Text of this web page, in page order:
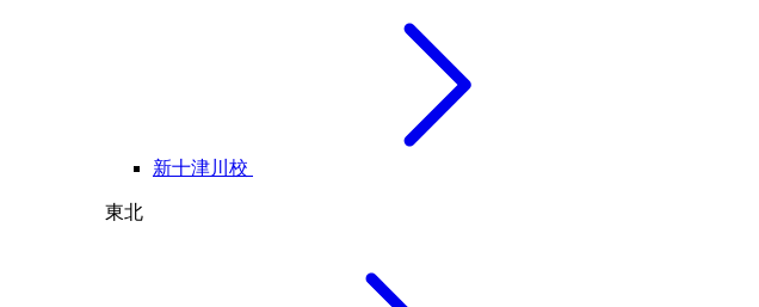
新十津川校
東北